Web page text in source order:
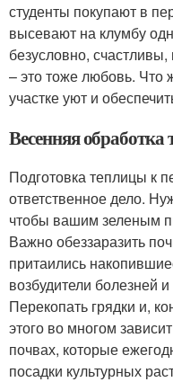
студенты покупают в
высевают на клумбу
безусловно,
– это тоже любовь. Что
участке уют и
Весенняя
Подготовка теплицы к
ответственное дело.
чтобы вашим зеленым
Важно обеззаразить
притаились
возбудители болезней
Перекопать грядки и,
этого во многом
почвах, которые
посадки культурных